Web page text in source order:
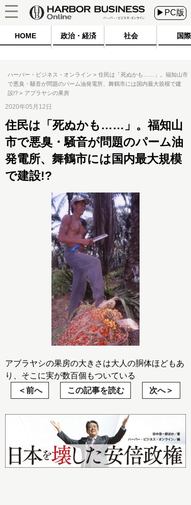
▶PC版
HOME 政治・経済 社会 国際
ハーバー・ビジネス・オンライン
住民は「死ぬかも……」。福知山市
で悪臭・騒音が問題のパーム油発電所、舞鶴市には国内最大規模で建
設!?
アブラヤシの果房
2020年05月12日
住民は「死ぬかも……」。福知山
市で悪臭・騒音が問題のパーム油
発電所、舞鶴市には国内最大規模
で建設!?
アブラヤシの果房の大きさは大人の胴体ほどもあ
り、そこに実が数百個もついている
前へ
この記事を読む 次へ